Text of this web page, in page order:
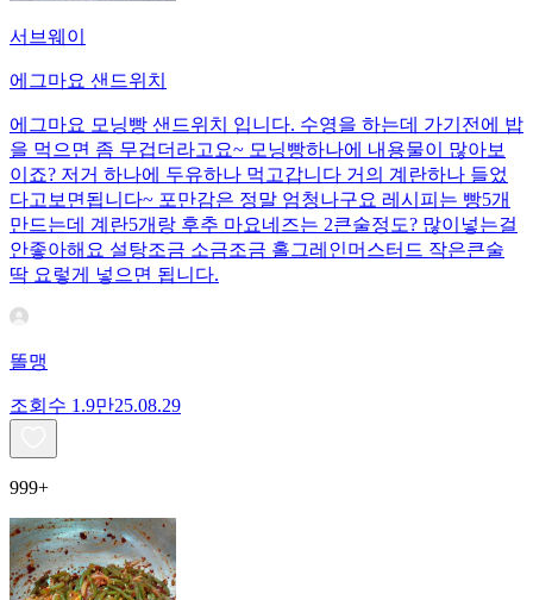
서브웨이
에그마요 샌드위치
에그마요 모닝빵 샌드위치 입니다. 수영을 하는데 가기전에 밥
을 먹으면 좀 무겁더라고요~ 모닝빵하나에 내용물이 많아보
이죠? 저거 하나에 두유하나 먹고갑니다 거의 계란하나 들었
다고보면됩니다~ 포만감은 정말 엄청나구요 레시피는 빵5개
만드는데 계란5개랑 후추 마요네즈는 2큰술정도? 많이넣는걸
안좋아해요 설탕조금 소금조금 홀그레인머스터드 작은큰술
딱 요렇게 넣으면 됩니다.
똘맹
조회수 1.9만25.08.29
999+